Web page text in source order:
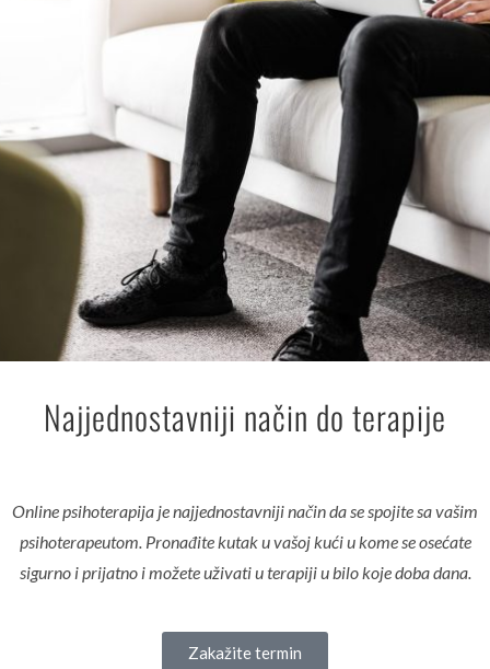
Najjednostavniji način do terapije
Online psihoterapija je najjednostavniji način da se spojite sa vašim
psihoterapeutom. Pronađite kutak u vašoj kući u kome se osećate
sigurno i prijatno i možete uživati u terapiji u bilo koje doba dana.
Zakažite termin